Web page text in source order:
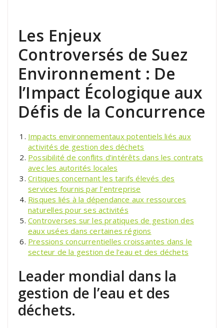
Les Enjeux
Controversés de Suez
Environnement : De
l’Impact Écologique aux
Défis de la Concurrence
Impacts environnementaux potentiels liés aux
activités de gestion des déchets
Possibilité de conflits d’intérêts dans les contrats
avec les autorités locales
Critiques concernant les tarifs élevés des
services fournis par l’entreprise
Risques liés à la dépendance aux ressources
naturelles pour ses activités
Controverses sur les pratiques de gestion des
eaux usées dans certaines régions
Pressions concurrentielles croissantes dans le
secteur de la gestion de l’eau et des déchets
Leader mondial dans la
gestion de l’eau et des
déchets.